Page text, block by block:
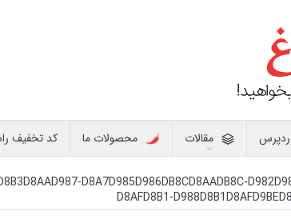
مقالات محصولات ما کد تخفیف
D8A7D985D986DB8CD8AADB8C-
D8AFD8B1-